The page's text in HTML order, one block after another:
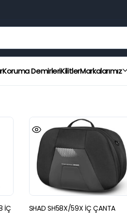
Koruma DemirleriKilitlerMarkalarımız
İÇ
SHAD SH58X/59X İÇ ÇANTA